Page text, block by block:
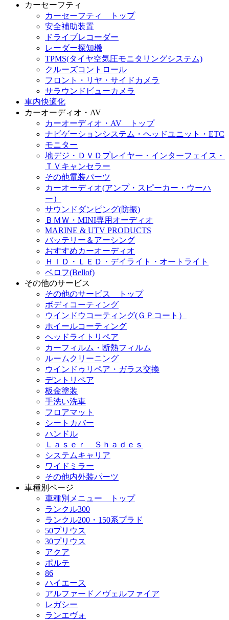
カーセーフティ
カーセーフティ トップ
安全補助装置
ドライブレコーダー
レーダー探知機
TPMS(タイヤ空気圧モニタリングシステム)
クルーズコントロール
フロント・リヤ・サイドカメラ
サラウンドビューカメラ
車内快適化
カーオーディオ・AV
カーオーディオ・AV トップ
ナビゲーションシステム・ヘッドユニット・ETC
モニター
地デジ・ＤＶＤプレイヤー・インターフェイス・
ＴＶキャンセラー
その他電装パーツ
カーオーディオ(アンプ・スピーカー・ウーハ
ー）
サウンドダンピング(防振)
ＢＭＷ・MINI専用オーディオ
MARINE & UTV PRODUCTS
バッテリー＆アーシング
おすすめカーオーディオ
ＨＩＤ・ＬＥＤ・デイライト・オートライト
ベロフ(Bellof)
その他のサービス
その他のサービス トップ
ボディコーティング
ウインドウコーティング(ＧＰコート）
ホイールコーティング
ヘッドライトリペア
カーフィルム・断熱フィルム
ルームクリーニング
ウインドゥリペア・ガラス交換
デントリペア
板金塗装
手洗い洗車
フロアマット
シートカバー
ハンドル
Ｌａｓｅｒ Ｓｈａｄｅｓ
システムキャリア
ワイドミラー
その他内外装パーツ
車種別ページ
車種別メニュー トップ
ランクル300
ランクル200・150系プラド
50プリウス
30プリウス
アクア
ポルテ
86
ハイエース
アルファード／ヴェルファイア
レガシー
ランエヴォ